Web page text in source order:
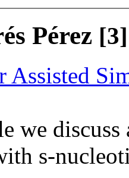
Pérez [3]
Assisted
we
s-